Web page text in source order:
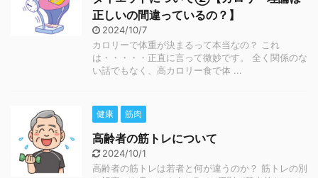
正しいの間違っているの？】
2024/10/7
カロリーで体重が決まるって本当なの？ これ
は・・・・・正直に言って微妙です。 全く関係のな
い話でもなく、高カロリー食で体 ...
健康 筋肉
高齢者の筋トレについて
2024/10/1
高齢者の筋トレは若者と何が違うのか？ 筋トレの別